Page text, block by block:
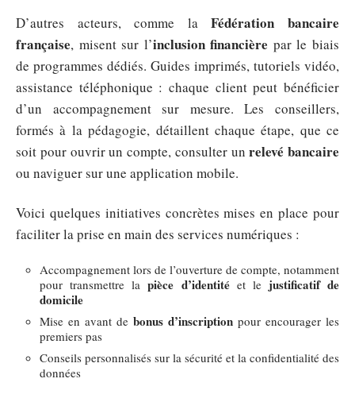
D’autres acteurs, comme laFédération bancaire
française, misent sur l’inclusion financière par le biais
de programmes dédiés. Guides imprimés, tutoriels vidéo,
assistance téléphonique : chaque client peut bénéficier
d’un accompagnement sur mesure. Les conseillers,
formés à la pédagogie, détaillent chaque étape, que ce
soit pour ouvrir un compte, consulter unrelevé bancaire
ou naviguer sur une application mobile.
Voici quelques initiatives concrètes mises en place pour
faciliter la prise en main des services numériques :
Accompagnement lors de l’ouverture de compte, notamment
pour transmettre lapièce d’identitéet le justificatif de
domicile
Mise en avant de bonus d’inscription pour encourager les
premiers pas
Conseils personnalisés sur la sécurité et la confidentialité des
données